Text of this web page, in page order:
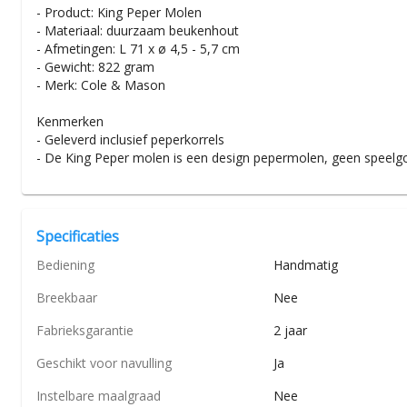
- Product: King Peper Molen
- Materiaal: duurzaam beukenhout
- Afmetingen: L 71 x ø 4,5 - 5,7 cm
- Gewicht: 822 gram
- Merk: Cole & Mason
Kenmerken
- Geleverd inclusief peperkorrels
- De King Peper molen is een design pepermolen, geen
Specificaties
Bediening
Handmatig
Breekbaar
Nee
Fabrieksgarantie
2 jaar
Geschikt voor navulling
Ja
Instelbare maalgraad
Nee